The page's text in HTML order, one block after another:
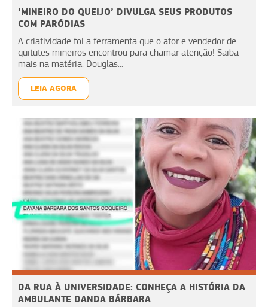
‘MINEIRO DO QUEIJO’ DIVULGA SEUS PRODUTOS
COM PARÓDIAS
A criatividade foi a ferramenta que o ator e vendedor de
quitutes mineiros encontrou para chamar atenção! Saiba
mais na matéria. Douglas...
LEIA AGORA
DA RUA À UNIVERSIDADE: CONHEÇA A HISTÓRIA DA
AMBULANTE DANDA BÁRBARA